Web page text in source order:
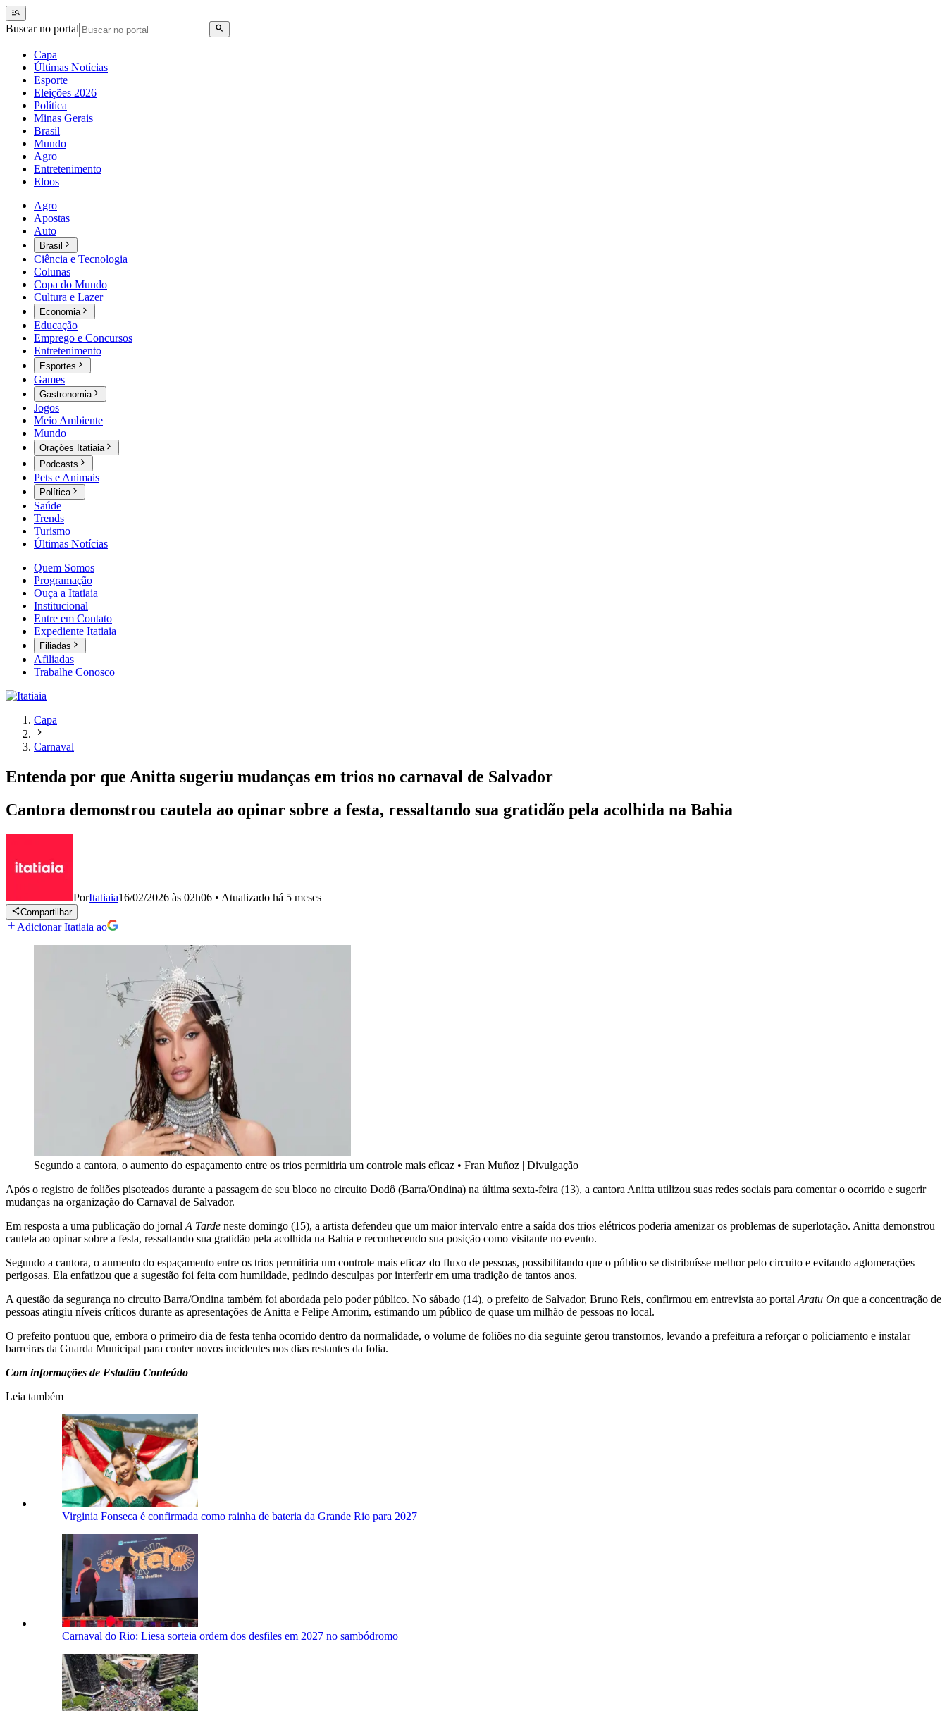
Buscar no portal
Capa
Últimas Notícias
Esporte
Eleições 2026
Política
Minas Gerais
Brasil
Mundo
Agro
Entretenimento
Eloos
Agro
Apostas
Auto
Brasil
Ciência e Tecnologia
Colunas
Copa do Mundo
Cultura e Lazer
Economia
Educação
Emprego e Concursos
Entretenimento
Esportes
Games
Gastronomia
Jogos
Meio Ambiente
Mundo
Orações Itatiaia
Podcasts
Pets e Animais
Política
Saúde
Trends
Turismo
Últimas Notícias
Quem Somos
Programação
Ouça a Itatiaia
Institucional
Entre em Contato
Expediente Itatiaia
Filiadas
Afiliadas
Trabalhe Conosco
Capa
Carnaval
Entenda por que Anitta sugeriu mudanças em trios no carnaval de Salvador
Cantora demonstrou cautela ao opinar sobre a festa, ressaltando sua gratidão pela acolhida na Bahia
PorItatiaia16/02/2026 às 02h06 • Atualizado há 5 meses
Compartilhar
Adicionar Itatiaia ao
Segundo a cantora, o aumento do espaçamento entre os trios permitiria um controle mais eficaz • Fran Muñoz | Divulgação
Após o registro de foliões pisoteados durante a passagem de seu bloco no circuito Dodô (Barra/Ondina) na última sexta-feira (13), a cantora Anitta utilizou suas redes sociais para comentar o ocorrido e sugerir
mudanças na organização do Carnaval de Salvador.
Em resposta a uma publicação do jornal A Tarde neste domingo (15), a artista defendeu que um maior intervalo entre a saída dos trios elétricos poderia amenizar os problemas de superlotação. Anitta demonstrou
cautela ao opinar sobre a festa, ressaltando sua gratidão pela acolhida na Bahia e reconhecendo sua posição como visitante no evento.
Segundo a cantora, o aumento do espaçamento entre os trios permitiria um controle mais eficaz do fluxo de pessoas, possibilitando que o público se distribuísse melhor pelo circuito e evitando aglomerações
perigosas. Ela enfatizou que a sugestão foi feita com humildade, pedindo desculpas por interferir em uma tradição de tantos anos.
A questão da segurança no circuito Barra/Ondina também foi abordada pelo poder público. No sábado (14), o prefeito de Salvador, Bruno Reis, confirmou em entrevista ao portal Aratu On que a concentração de
pessoas atingiu níveis críticos durante as apresentações de Anitta e Felipe Amorim, estimando um público de quase um milhão de pessoas no local.
O prefeito pontuou que, embora o primeiro dia de festa tenha ocorrido dentro da normalidade, o volume de foliões no dia seguinte gerou transtornos, levando a prefeitura a reforçar o policiamento e instalar
barreiras da Guarda Municipal para conter novos incidentes nos dias restantes da folia.
Com informações de Estadão Conteúdo
Leia também
Virginia Fonseca é confirmada como rainha de bateria da Grande Rio para 2027
Carnaval do Rio: Liesa sorteia ordem dos desfiles em 2027 no sambódromo